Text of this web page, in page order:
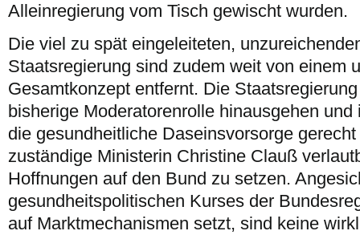
Alleinregierung vom Tisch gewischt wurden.
Die viel zu spät eingeleiteten,
Staatsregierung sind zudem weit von einem
Gesamtkonzept entfernt. Die
bisherige Moderatorenrolle hinausgehen
die gesundheitliche Daseinsvorsorge
zuständige Ministerin Christine Clauß
Hoffnungen auf den Bund zu setzen.
gesundheitspolitischen Kurses der
auf Marktmechanismen setzt, sind keine